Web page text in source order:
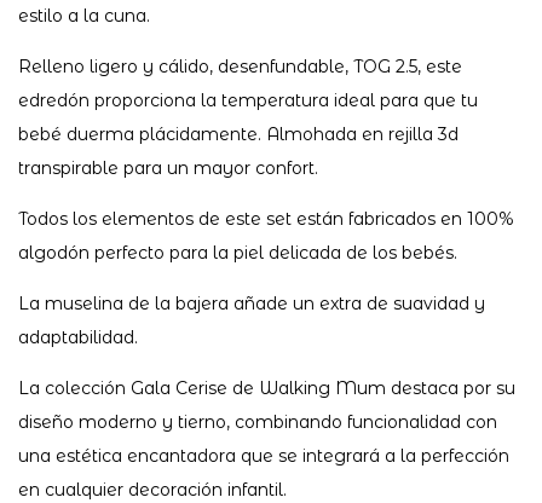
estilo a la cuna.
Relleno ligero y cálido, desenfundable, TOG 2.5, este
edredón proporciona la temperatura ideal para que tu
bebé duerma plácidamente. Almohada en rejilla 3d
transpirable para un mayor confort.
Todos los elementos de este set están fabricados en 100%
algodón perfecto para la piel delicada de los bebés.
La muselina de la bajera añade un extra de suavidad y
adaptabilidad.
La colección Gala Cerise de Walking Mum destaca por su
diseño moderno y tierno, combinando funcionalidad con
una estética encantadora que se integrará a la perfección
en cualquier decoración infantil.